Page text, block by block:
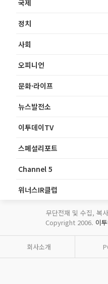
국제
정치
사회
오피니언
문화·라이프
뉴스발전소
이투데이TV
스페셜리포트
Channel 5
위너스IR클럽
무단전재 및 수집, 복
Copyright 2006. 이
회사소개